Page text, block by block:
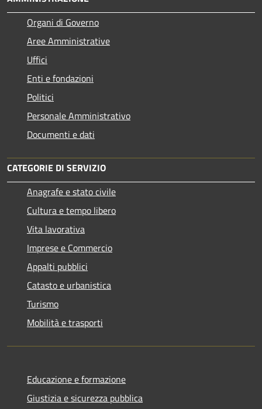
Organi di Governo
Aree Amministrative
Uffici
Enti e fondazioni
Politici
Personale Amministrativo
Documenti e dati
CATEGORIE DI SERVIZIO
Anagrafe e stato civile
Cultura e tempo libero
Vita lavorativa
Imprese e Commercio
Appalti pubblici
Catasto e urbanistica
Turismo
Mobilità e trasporti
Educazione e formazione
Giustizia e sicurezza pubblica